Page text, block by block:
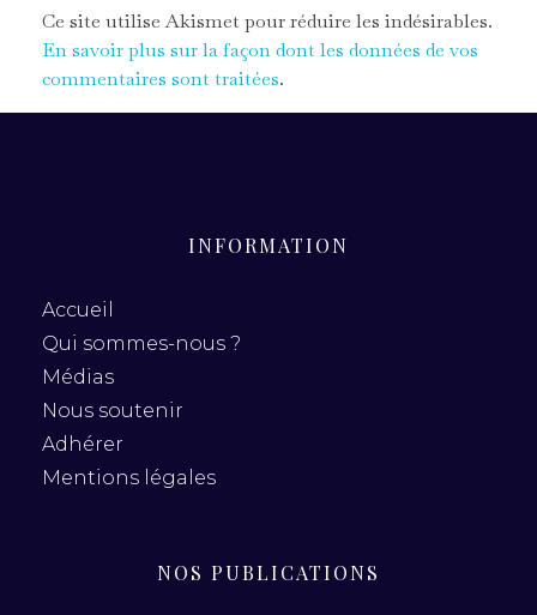
Ce site utilise Akismet pour réduire les indésirables.
En savoir plus sur la façon dont les données de vos
commentaires sont traitées.
INFORMATION
Accueil
Qui sommes-nous ?
Médias
Nous soutenir
Adhérer
Mentions légales
NOS PUBLICATIONS